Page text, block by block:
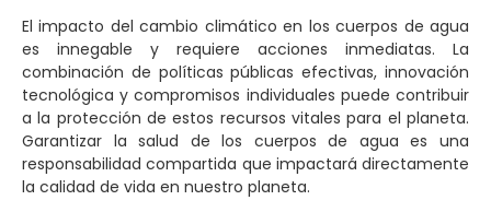
El impacto del cambio climático en los cuerpos de agua
es innegable y requiere acciones inmediatas. La
combinación de políticas públicas efectivas, innovación
tecnológica y compromisos individuales puede contribuir
a la protección de estos recursos vitales para el planeta.
Garantizar la salud de los cuerpos de agua es una
responsabilidad compartida que impactará directamente
la calidad de vida en nuestro planeta.